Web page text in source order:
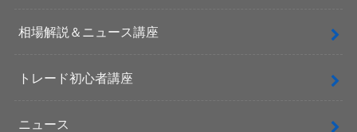
相場解説＆ニュース講座
トレード初心者講座
ニュース